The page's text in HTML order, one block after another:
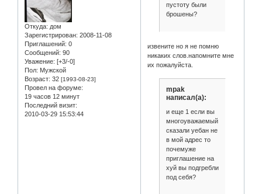
Откуда: дом
Зарегистрирован: 2008-11-08
Приглашений: 0
Сообщений: 90
Уважение: [+3/-0]
Пол: Мужской
Возраст: 32 [1993-08-23]
Провел на форуме:
19 часов 12 минут
Последний визит:
2010-03-29 15:53:44
пустоту были
брошены?
извените но я не помню
никаких слов.напомните мне
их пожалуйста.
mpak
написал(а):
и еще 1 если вы
многоуважаемый
сказали уебан не
в мой адрес то
почемуже
приглашение на
хуй вы подгребли
под себя?